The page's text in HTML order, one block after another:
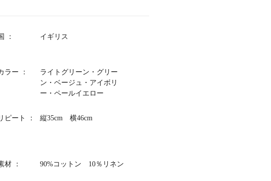
イギリス
ラー
ライトグリーン・グリー
ン・ベージュ・アイボリ
ー・ペールイエロー
ピート 縦35cm 横46cm
材 90%コットン 10％リネン